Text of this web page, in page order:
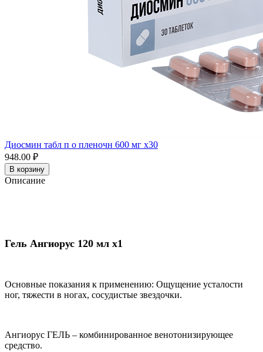
Диосмин табл п о пленочн 600 мг x30
948.00 ₽
В корзину
Описание
Гель Ангиорус 120 мл x1
Основные показания к применению: Ощущение усталости
ног, тяжести в ногах, сосудистые звездочки.
Ангиорус ГЕЛЬ – комбинированное венотонизирующее
средство.